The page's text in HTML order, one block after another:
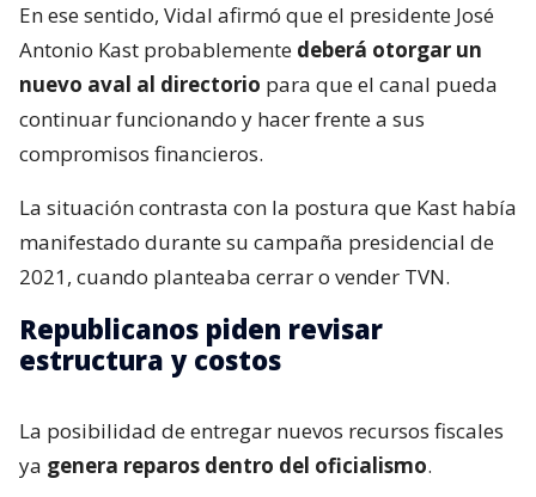
En ese sentido, Vidal afirmó que el presidente José
Antonio Kast probablemente deberá otorgar un
nuevo aval al directorio para que el canal pueda
continuar funcionando y hacer frente a sus
compromisos financieros.
La situación contrasta con la postura que Kast había
manifestado durante su campaña presidencial de
2021, cuando planteaba cerrar o vender TVN.
Republicanos piden revisar
estructura y costos
La posibilidad de entregar nuevos recursos fiscales
ya genera reparos dentro del oficialismo.